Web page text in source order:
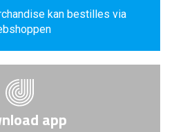
kan bestilles via
app